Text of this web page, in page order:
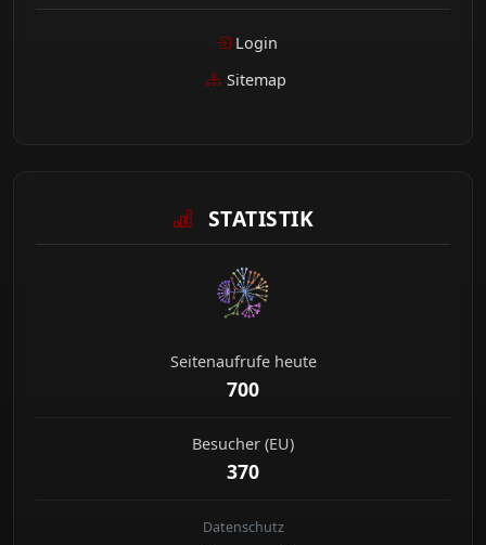
Login
Sitemap
STATISTIK
Seitenaufrufe heute
700
Besucher (EU)
370
Datenschutz